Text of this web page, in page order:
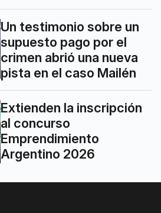
Un testimonio sobre un
supuesto pago por el
crimen abrió una nueva
pista en el caso Mailén
Extienden la inscripción
al concurso
Emprendimiento
Argentino 2026